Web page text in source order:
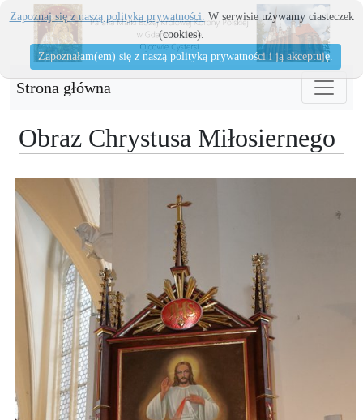
Strona główna
Obraz Chrystusa Miłosiernego
Zapoznaj się z naszą polityka prywatności. W serwisie używamy ciasteczek
(cookies).
Zapoznałam(em) się z naszą polityką prywatności i ją akceptuję.